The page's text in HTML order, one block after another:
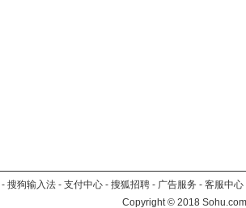
- 搜狗输入法 - 支付中心 - 搜狐招聘 - 广告服务 - 客服中心
Copyright©2018